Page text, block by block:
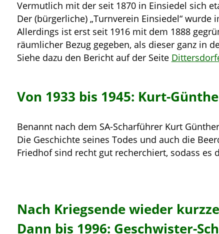
Vermutlich mit der seit 1870 in Einsiedel sich
Der (bürgerliche) „Turnverein Einsiedel“ wurde
Allerdings ist erst seit 1916 mit dem 1888
räumlicher Bezug gegeben, als dieser ganz in
Siehe dazu den Bericht auf der Seite
Von 1933 bis 1945: Kurt-
Benannt nach dem SA-Scharführer Kurt
Die Geschichte seines Todes und auch die
Friedhof sind recht gut recherchiert, sodass es
Nach Kriegsende wieder
Dann bis 1996: Geschwister-